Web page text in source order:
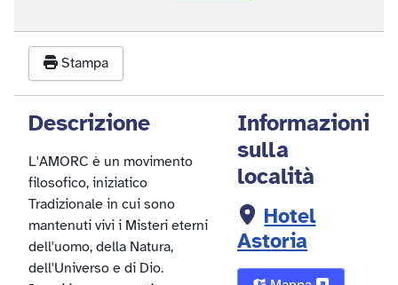
Stampa
Descrizione
L'AMORC è un movimento
filosofico, iniziatico
Tradizionale in cui sono
mantenuti vivi i Misteri eterni
dell'uomo, della Natura,
dell'Universo e di Dio.
Informazioni
sulla
località
Hotel
Astoria